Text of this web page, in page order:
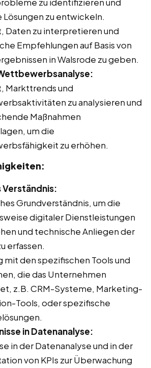
zu entwickeln.
Daten zu interpretieren und
Empfehlungen auf Basis von
in Walsrode zu geben.
Markttrends und
zu analysieren und
Maßnahmen
um die
zu erhöhen.
Verständnis:
Grundverständnis, um die
digitaler Dienstleistungen
und technische Anliegen der
erfassen.
mit den spezifischen Tools und
die das Unternehmen
z.B. CRM-Systeme, Marketing-
Tools, oder spezifische
in Datenanalyse:
in der Datenanalyse und in der
von KPIs zur Überwachung